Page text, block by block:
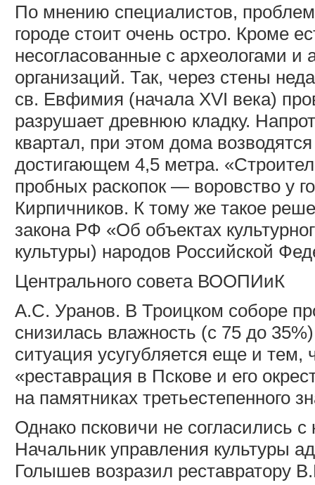
По мнению специалистов,
городе стоит очень остро. Кроме
несогласованные с археологами и
организаций. Так, через стены
св. Евфимия (начала XVI века)
разрушает древнюю кладку.
квартал, при этом дома
достигающем 4,5 метра.
пробных раскопок — воровство у
Кирпичников. К тому же такое
закона РФ «Об объектах
культуры) народов Российской
Центрального совета ВООПИиК
А.С. Уранов. В Троицком соборе
снизилась влажность (с 75 до
ситуация усугубляется еще и
«реставрация в Пскове и его
на памятниках третьестепенного
Однако псковичи не согласились
Начальник управления культуры
Голышев возразил реставратору